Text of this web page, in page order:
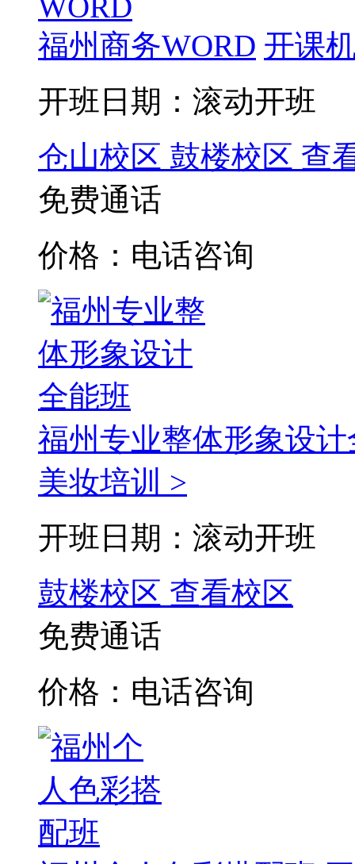
福州商务WORD 开课
开班日期：滚动开班
仓山校区 鼓楼校区 查
免费通话
价格：电话咨询
福州专业整体形象设
美妆培训 >
开班日期：滚动开班
鼓楼校区 查看校区
免费通话
价格：电话咨询